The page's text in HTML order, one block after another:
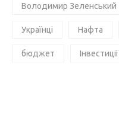
Володимир Зеленський
Українці Нафта
бюджет Інвестиції